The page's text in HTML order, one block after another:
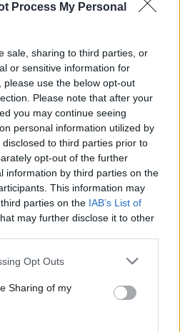
Process My Personal
sale, sharing to third parties, or
or sensitive information for
use the below opt-out
Please note that after your
you may continue seeing
personal information utilized by
to third parties prior to
opt-out of the further
information by third parties on the
This information may
parties on the IAB’s List of
may further disclose it to other
Opt Outs
Sharing of my
e coinvolgente.